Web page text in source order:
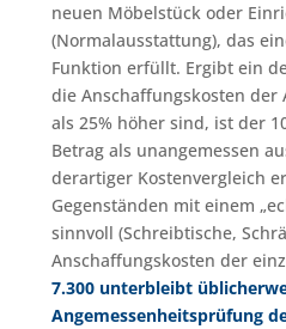
neuen Möbelstück oder
(Normalausstattung), das
Funktion erfüllt. Ergibt ein
die Anschaffungskosten
als 25% höher sind, ist der
Betrag als unangemessen
derartiger Kostenvergleich
Gegenständen mit einem
sinnvoll (Schreibtische,
Anschaffungskosten der
7.300 unterbleibt
Angemessenheitsprüfung